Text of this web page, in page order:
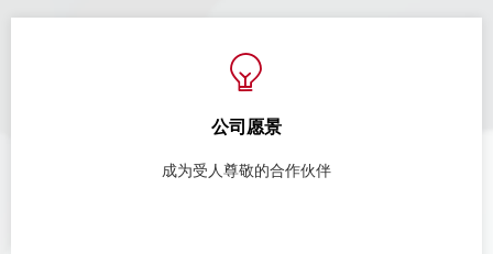
ꁙ
公司愿景
成为受人尊敬的合作伙伴